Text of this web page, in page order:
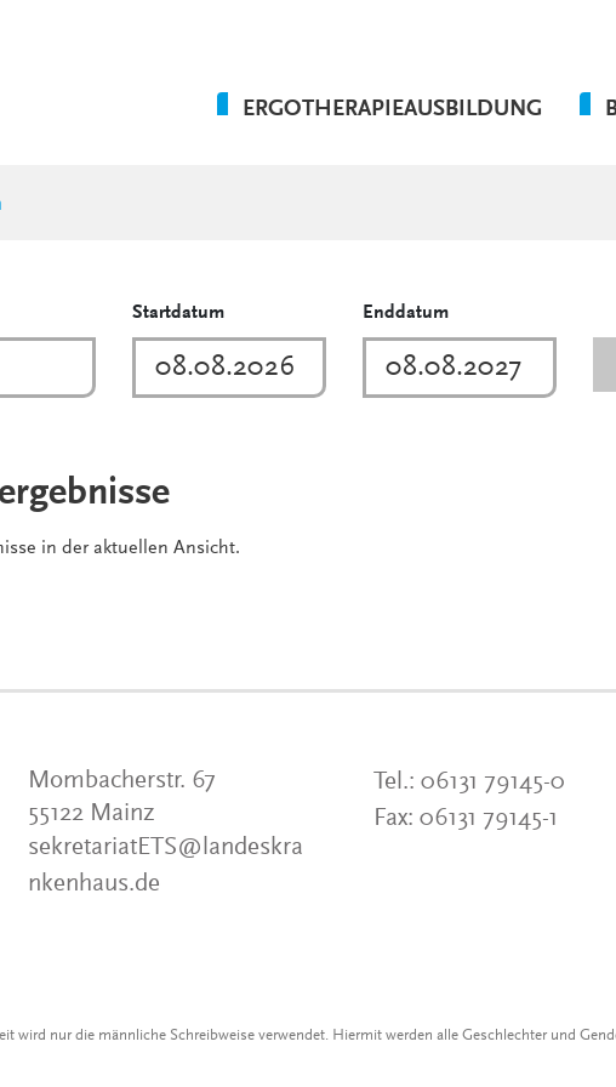
ERGOTHERAPIEAUSBILDUNG
Startdatum Enddatum
in der aktuellen Ansicht.
Mombacherstr. 67
55122 Mainz
sekretariatETS@landeskra
nkenhaus.de
Tel.: 06131 79145-0
Fax: 06131 79145-1
wird nur die männliche Schreibweise verwendet. Hiermit werden alle Geschlechter und